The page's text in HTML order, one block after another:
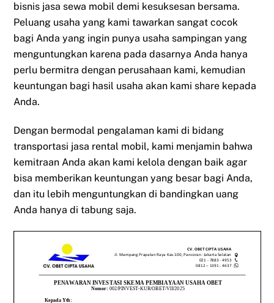
bisnis jasa sewa mobil demi kesuksesan bersama.
Peluang usaha yang kami tawarkan sangat cocok
bagi Anda yang ingin punya usaha sampingan yang
menguntungkan karena pada dasarnya Anda hanya
perlu bermitra dengan perusahaan kami, kemudian
keuntungan bagi hasil usaha akan kami share kepada
Anda.
Dengan bermodal pengalaman kami di bidang
transportasi jasa rental mobil, kami menjamin bahwa
kemitraan Anda akan kami kelola dengan baik agar
bisa memberikan keuntungan yang besar bagi Anda,
dan itu lebih menguntungkan di bandingkan uang
Anda hanya di tabung saja.